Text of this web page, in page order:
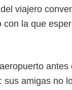
viajero
la que
amigas no